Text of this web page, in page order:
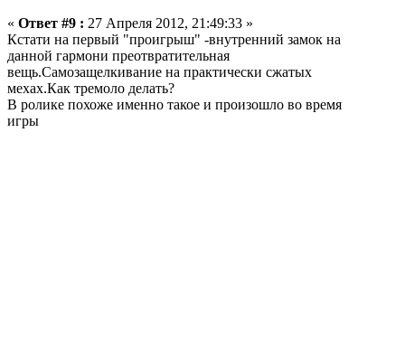
« Ответ #9 : 27 Апреля 2012, 21:49:33 »
Кстати на первый "проигрыш" -внутренний замок на
данной гармони преотвратительная
вещь.Самозащелкивание на практически сжатых
мехах.Как тремоло делать?
В ролике похоже именно такое и произошло во время
игры